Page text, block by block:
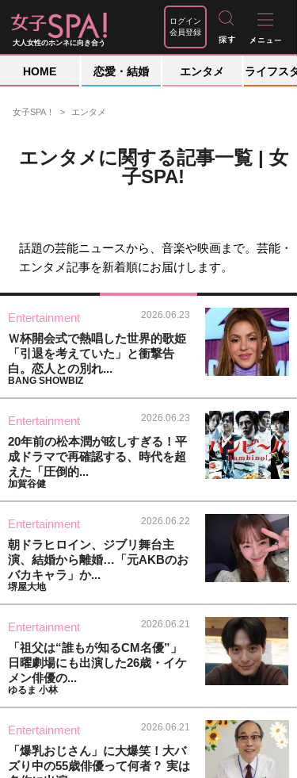
大人女性のホンネに向き合う
ログイン
会員登録
HOME 恋愛・結婚 エンタメ ライフス
女子SPA！ エンタメ
エンタメに関する記事一覧 | 女
子SPA!
話題の芸能ニュースから、音楽や映画まで。芸能・
エンタメ記事を新着順にお届けします。
Entertainment 2026.06.23
Ｗ杯開会式で熱唱した世界的歌姫
「引退を考えていた」と衝撃告
白。恋人との別れ...
BANG SHOWBIZ
Entertainment 2026.06.23
20年前の松本潤が眩しすぎる！平
成ドラマで再確認する、時代を超
えた「圧倒的...
加賀谷健
Entertainment 2026.06.22
朝ドラヒロイン、ジブリ舞台主
演、結婚から離婚…「元AKBのお
バカキャラ」か...
堺屋大地
Entertainment 2026.06.21
「祖父は“誰もが知るCM名優”」
日曜劇場にも出演した26歳・イケ
メン俳優の...
ゆるま 小林
Entertainment 2026.06.21
「爆乳おじさん」に大爆笑！大バ
ズり中の55歳俳優って何者？ 実は